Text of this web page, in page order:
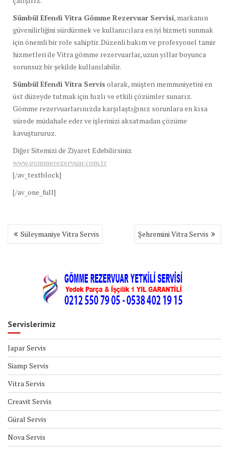
Sümbül Efendi Vitra Gömme Rezervuar Servisi, markanın
güvenilirliğini sürdürmek ve kullanıcılara en iyi hizmeti sunmak
için önemli bir role sahiptir. Düzenli bakım ve profesyonel tamir
hizmetleri ile Vitra gömme rezervuarlar, uzun yıllar boyunca
sorunsuz bir şekilde kullanılabilir.
Sümbül Efendi Vitra Servis olarak, müşteri memnuniyetini en
üst düzeyde tutmak için hızlı ve etkili çözümler sunarız.
Gömme rezervuarlarınızda karşılaştığınız sorunlara en kısa
sürede müdahale eder ve işlerinizi aksatmadan çözüme
kavuştururuz.
Diğer Sitemizi de Ziyaret Edebilirsiniz
www.gommerezervuar.com.tr
[/av_textblock]
[/av_one_full]
Yazı
gezinmesi
Süleymaniye Vitra Servis Şehremini Vitra Servis
Servislerimiz
Japar Servis
Siamp Servis
Vitra Servis
Creavit Servis
Güral Servis
Nova Servis